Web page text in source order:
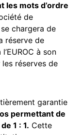
les mots d’ordre
de
chargera de
réserve de
à son
réserves de
garantie
permettant de
1 : 1. Cette